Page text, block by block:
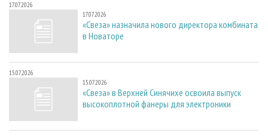
17.07.2026
17.07.2026
«Свеза» назначила нового директора комбината
в Новаторе
15.07.2026
15.07.2026
«Свеза» в Верхней Синячихе освоила выпуск
высокоплотной фанеры для электроники